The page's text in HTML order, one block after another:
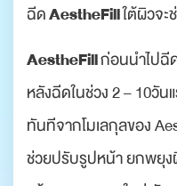
ฉีดAestheFillใต้ผิวจะ
AestheFillก่อนนำไปฉี
หลังฉีดในช่วง 2 – 10วั
ทันทีจากโมเลกุลของ
ช่วยปรับรูปหน้า ยกพยุง